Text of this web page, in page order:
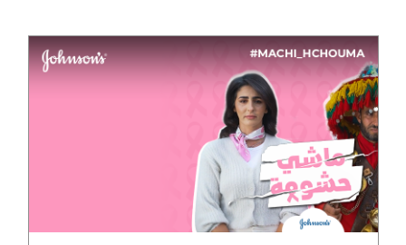
HOUMALY
ILYASS EL ADANI
ART DIRECTOR
MAHA SAKOUT
HEAD OF SOCIAL &
CONTENT
AYOUB HAMMOUDI
MOTION DESIGNER
SAWSANE LAHBIBI
PRODUCTION
DIRECTOR